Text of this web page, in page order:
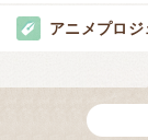
アニメプロジ